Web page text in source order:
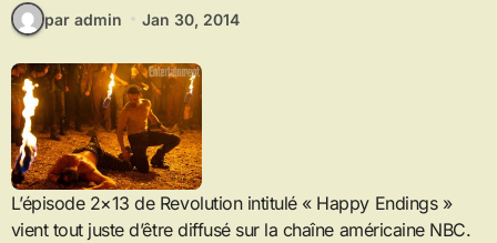
par admin Jan 30, 2014
L’épisode 2×13 de Revolution intitulé « Happy Endings »
vient tout juste d’être diffusé sur la chaîne américaine NBC.